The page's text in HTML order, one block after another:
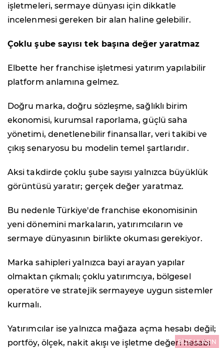
işletmeleri, sermaye dünyası için dikkatle
incelenmesi gereken bir alan haline gelebilir.
Çoklu şube sayısı tek başına değer yaratmaz
Elbette her franchise işletmesi yatırım yapılabilir
platform anlamına gelmez.
Doğru marka, doğru sözleşme, sağlıklı birim
ekonomisi, kurumsal raporlama, güçlü saha
yönetimi, denetlenebilir finansallar, veri takibi ve
çıkış senaryosu bu modelin temel şartlarıdır.
Aksi takdirde çoklu şube sayısı yalnızca büyüklük
görüntüsü yaratır; gerçek değer yaratmaz.
Bu nedenle Türkiye'de franchise ekonomisinin
yeni dönemini markaların, yatırımcıların ve
sermaye dünyasının birlikte okuması gerekiyor.
Marka sahipleri yalnızca bayi arayan yapılar
olmaktan çıkmalı; çoklu yatırımcıya, bölgesel
operatöre ve stratejik sermayeye uygun sistemler
kurmalı.
Yatırımcılar ise yalnızca mağaza açma hesabı değil;
portföy, ölçek, nakit akışı ve işletme değeri hesabı
BİZE ULAŞIN